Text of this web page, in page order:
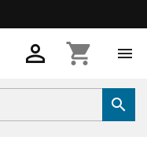
 shopping_cart 
